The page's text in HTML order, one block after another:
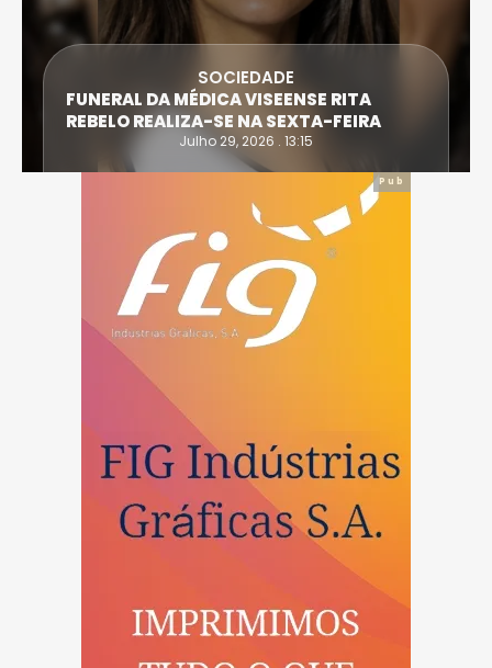
SOCIEDADE
FUNERAL DA MÉDICA VISEENSE RITA
REBELO REALIZA-SE NA SEXTA-FEIRA
Julho 29, 2026 . 13:15
Pub